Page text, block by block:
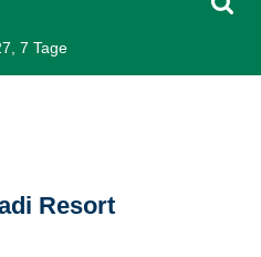
7 Tage
Resort